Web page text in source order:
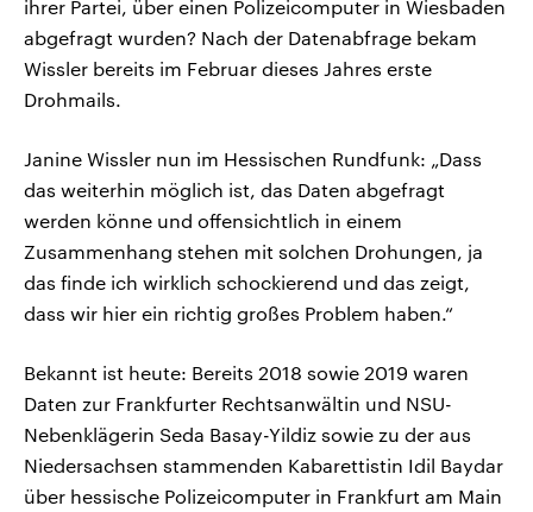
ihrer Partei, über einen Polizeicomputer in Wiesbaden
abgefragt wurden? Nach der Datenabfrage bekam
Wissler bereits im Februar dieses Jahres erste
Drohmails.
Janine Wissler nun im Hessischen Rundfunk: „Dass
das weiterhin möglich ist, das Daten abgefragt
werden könne und offensichtlich in einem
Zusammenhang stehen mit solchen Drohungen, ja
das finde ich wirklich schockierend und das zeigt,
dass wir hier ein richtig großes Problem haben.“
Bekannt ist heute: Bereits 2018 sowie 2019 waren
Daten zur Frankfurter Rechtsanwältin und NSU-
Nebenklägerin Seda Basay-Yildiz sowie zu der aus
Niedersachsen stammenden Kabarettistin Idil Baydar
über hessische Polizeicomputer in Frankfurt am Main